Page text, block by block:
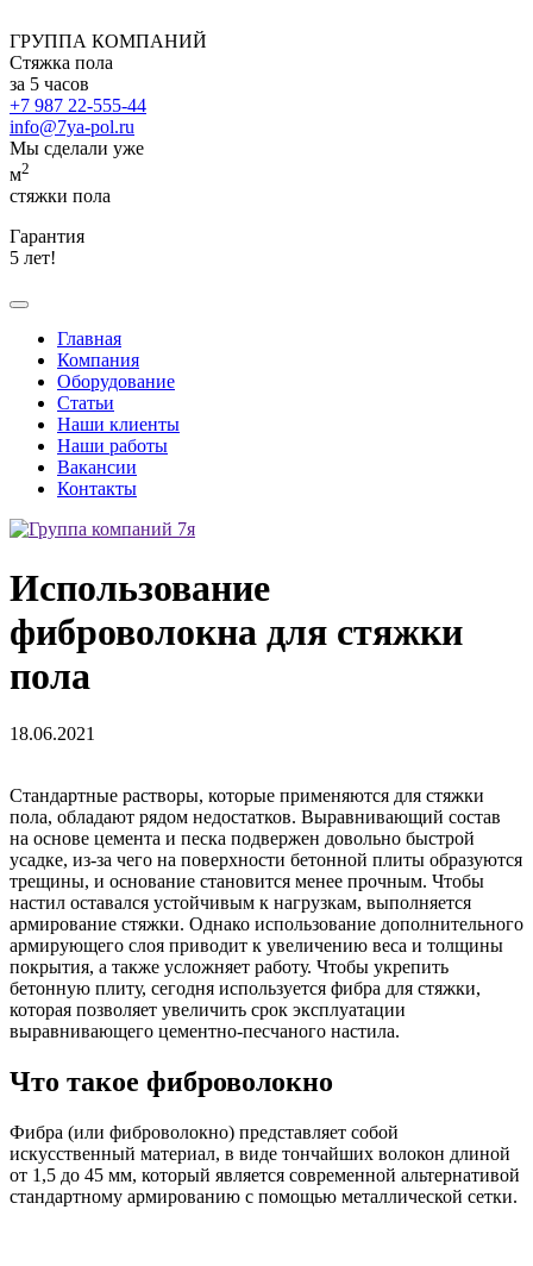
ГРУППА КОМПАНИЙ
Стяжка пола
за 5 часов
+7 987 22-555-44
info@7ya-pol.ru
Мы сделали уже
м2
стяжки пола
Гарантия
5 лет!
Главная
Компания
Оборудование
Статьи
Наши клиенты
Наши работы
Вакансии
Контакты
Использование
фиброволокна для стяжки
пола
18.06.2021
Стандартные растворы, которые применяются для стяжки
пола, обладают рядом недостатков. Выравнивающий состав
на основе цемента и песка подвержен довольно быстрой
усадке, из-за чего на поверхности бетонной плиты образуются
трещины, и основание становится менее прочным. Чтобы
настил оставался устойчивым к нагрузкам, выполняется
армирование стяжки. Однако использование дополнительного
армирующего слоя приводит к увеличению веса и толщины
покрытия, а также усложняет работу. Чтобы укрепить
бетонную плиту, сегодня используется фибра для стяжки,
которая позволяет увеличить срок эксплуатации
выравнивающего цементно-песчаного настила.
Что такое фиброволокно
Фибра (или фиброволокно) представляет собой
искусственный материал, в виде тончайших волокон длиной
от 1,5 до 45 мм, который является современной альтернативой
стандартному армированию с помощью металлической сетки.